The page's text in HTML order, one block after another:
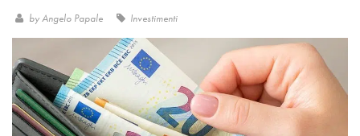
byAngelo Papale Investimenti